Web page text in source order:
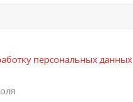
персональных данных